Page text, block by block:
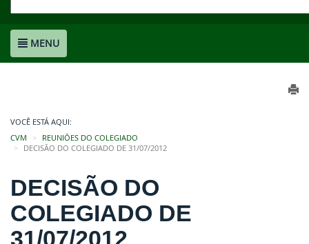
MENU
VOCÊ ESTÁ AQUI:
CVM
REUNIÕES DO COLEGIADO
DECISÃO DO COLEGIADO DE 31/07/2012
DECISÃO DO
COLEGIADO DE
31/07/2012